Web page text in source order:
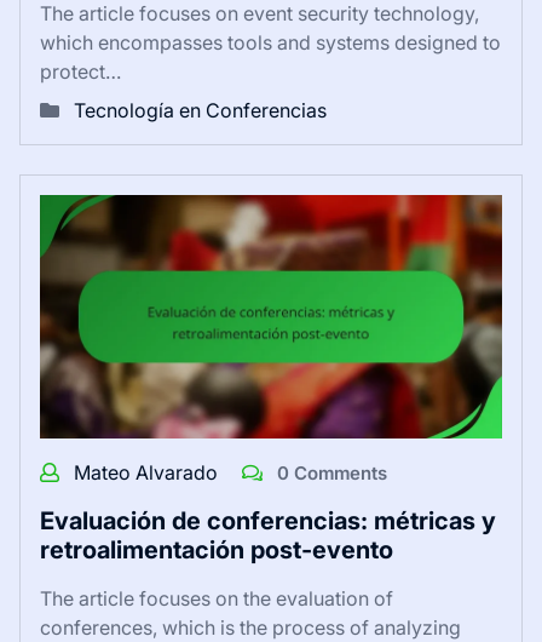
The article focuses on event security technology,
which encompasses tools and systems designed to
protect…
Tecnología en Conferencias
Mateo Alvarado 0 Comments
Evaluación de conferencias: métricas y
retroalimentación post-evento
The article focuses on the evaluation of
conferences, which is the process of analyzing